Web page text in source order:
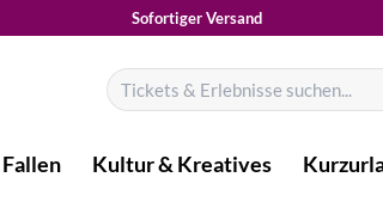
Sofortiger Versand
Suchen
nach:
Kultur & Kreatives